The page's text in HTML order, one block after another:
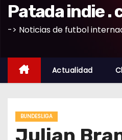
t
Patada indie .
-> Noticias de futbol
Actualidad
BUNDESLIGA
Julian